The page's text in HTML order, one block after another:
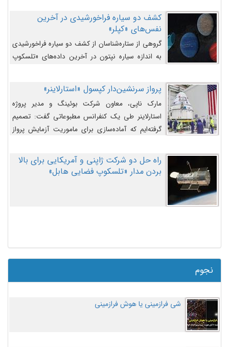
کشف دو سیاره فراخورشیدی در آخرین
نفس‌های «کپلر»
گروهی از ستاره‌شناسان از کشف دو سیاره فراخورشیدی
به اندازه سیاره نپتون در آخرین داده‌های «تلسکوپ
پرواز سرنشین‌دار کپسول «استارلاینر»
مارک ناپی، معاون شرکت بوئینگ و مدیر پروژه
استارلاینر طی یک کنفرانس مطبوعاتی گفت: تصمیم
گرفته‌ایم که آماده‌سازی برای ماموریت آزمایش پرواز
اصلاح کنیم.
راه حل دو شرکت ژاپنی و آمریکایی برای بالا
بردن مدار «تلسکوپ فضایی هابل»
نجوم
شی فرازمینی یا هوش فرازمینی